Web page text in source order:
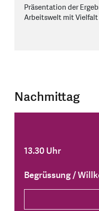
Präsentation der
Arbeitswelt mit
Nachmittag
13.30 Uhr
Begrüssung /